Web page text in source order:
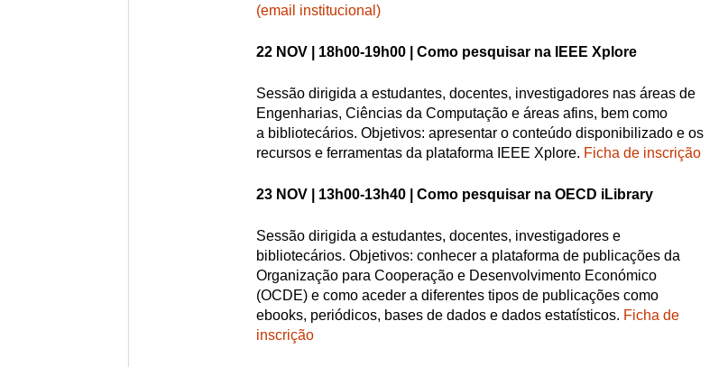
(email institucional)
22 NOV | 18h00-19h00 | Como pesquisar na IEEE Xplore
Sessão dirigida a estudantes, docentes, investigadores nas áreas de
Engenharias, Ciências da Computação e áreas afins, bem como
a bibliotecários. Objetivos: apresentar o conteúdo disponibilizado e os
recursos e ferramentas da plataforma IEEE Xplore. Ficha de inscrição
23 NOV | 13h00-13h40 | Como pesquisar na OECD iLibrary
Sessão dirigida a estudantes, docentes, investigadores e
bibliotecários. Objetivos: conhecer a plataforma de publicações da
Organização para Cooperação e Desenvolvimento Económico
(OCDE) e como aceder a diferentes tipos de publicações como
ebooks, periódicos, bases de dados e dados estatísticos. Ficha de
inscrição